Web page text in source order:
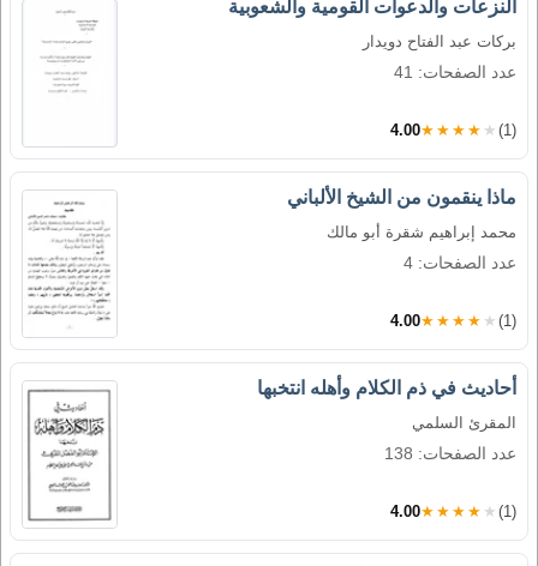
النزعات والدعوات القومية والشعوبية
بركات عبد الفتاح دويدار
عدد الصفحات: 41
4.00★★★★★ (1)
ماذا ينقمون من الشيخ الألباني
محمد إبراهيم شقرة أبو مالك
عدد الصفحات: 4
4.00★★★★★ (1)
أحاديث في ذم الكلام وأهله انتخبها
المقرئ السلمي
عدد الصفحات: 138
4.00★★★★★ (1)